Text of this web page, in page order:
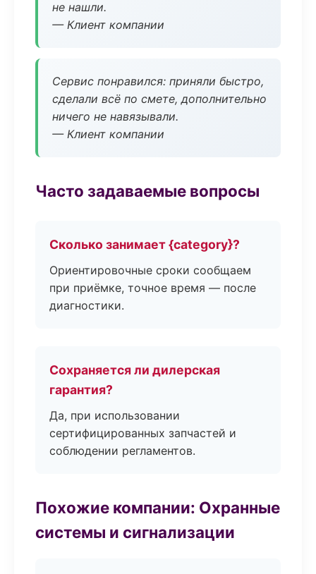
не нашли.
— Клиент компании
Сервис понравился: приняли быстро,
сделали всё по смете, дополнительно
ничего не навязывали.
— Клиент компании
Часто задаваемые вопросы
Сколько занимает {category}?
Ориентировочные сроки сообщаем
при приёмке, точное время — после
диагностики.
Сохраняется ли дилерская
гарантия?
Да, при использовании
сертифицированных запчастей и
соблюдении регламентов.
Похожие компании: Охранные
системы и сигнализации